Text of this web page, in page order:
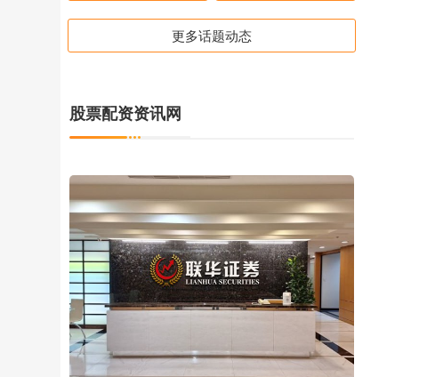
更多话题动态
股票配资资讯网